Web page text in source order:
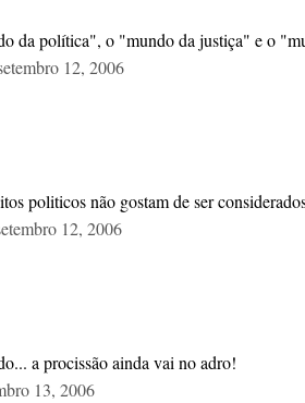
da política", o "mundo da justiça" e o
12, 2006
politicos não gostam de ser
12, 2006
a procissão ainda vai no adro!
13, 2006